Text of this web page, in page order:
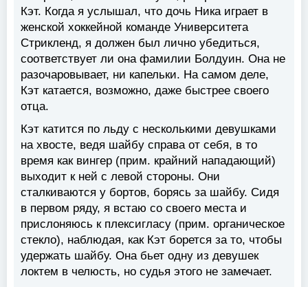
Кэт. Когда я услышал, что дочь Ника играет в
женской хоккейной команде Университета
Стрикленд, я должен был лично убедиться,
соответствует ли она фамилии Болдуин. Она не
разочаровывает, ни капельки. На самом деле,
Кэт катается, возможно, даже быстрее своего
отца.
Кэт катится по льду с несколькими девушками
на хвосте, ведя шайбу справа от себя, в то
время как вингер (прим. крайний нападающий)
выходит к ней с левой стороны. Они
сталкиваются у бортов, борясь за шайбу. Сидя
в первом ряду, я встаю со своего места и
прислоняюсь к плексигласу (прим. органическое
стекло), наблюдая, как Кэт борется за то, чтобы
удержать шайбу. Она бьет одну из девушек
локтем в челюсть, но судья этого не замечает.